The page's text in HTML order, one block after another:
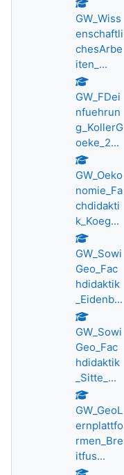
GW_Wiss
enschaftli
chesArbe
iten_...
GW_FDei
nfuehrun
g_KollerG
oeke_2...
GW_Oeko
nomie_Fa
chdidakti
k_Koeg...
GW_Sowi
Geo_Fac
hdidaktik
_Eidenb...
GW_Sowi
Geo_Fac
hdidaktik
_Sitte_...
GW_GeoL
ernplattfo
rmen_Bre
itfus...